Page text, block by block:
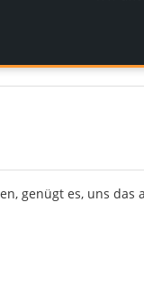
genügt es, uns